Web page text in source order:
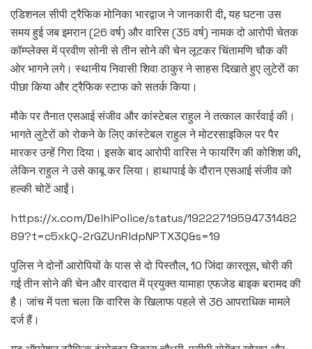
एडिशनल सीपी ट्रैफिक मोनिका भारद्वाज ने जानकारी दी, यह घटना उस
समय हुई जब इमरान (26 वर्ष) और वारिस (35 वर्ष) नामक दो आरोपी चेतक
कॉम्प्लेक्स में प्रवीण सोनी से तीन सोने की चेन लूटकर चिंतामणि चौक की
ओर भागने लगे। स्थानीय निवासी शिवा ठाकुर ने साहस दिखाते हुए लुटेरों का
पीछा किया और ट्रैफिक स्टाफ को सतर्क किया।
मौके पर तैनात एसआई संजीव और कांस्टेबल राहुल ने तत्काल कार्रवाई की।
भागते लुटेरों को रोकने के लिए कांस्टेबल राहुल ने मोटरसाइकिल पर पैर
मारकर उन्हें गिरा दिया। इसके बाद आरोपी वारिस ने फायरिंग की कोशिश की,
लेकिन राहुल ने उसे काबू कर लिया। हाथापाई के दौरान एसआई संजीव को
हल्की चोटें आईं।
https://x.com/DelhiPolice/status/19222719594731482
89?t=c5xkQ-2rGZUnRldpNPTX3Q&s=19
पुलिस ने दोनों आरोपियों के पास से दो पिस्तौल, 10 जिंदा कारतूस, चोरी की
गई तीन सोने की चेन और वारदात में प्रयुक्त यामाहा एफजेड बाइक बरामद की
है। जांच में पता चला कि वारिस के खिलाफ पहले से 36 आपराधिक मामले
दर्ज हैं।